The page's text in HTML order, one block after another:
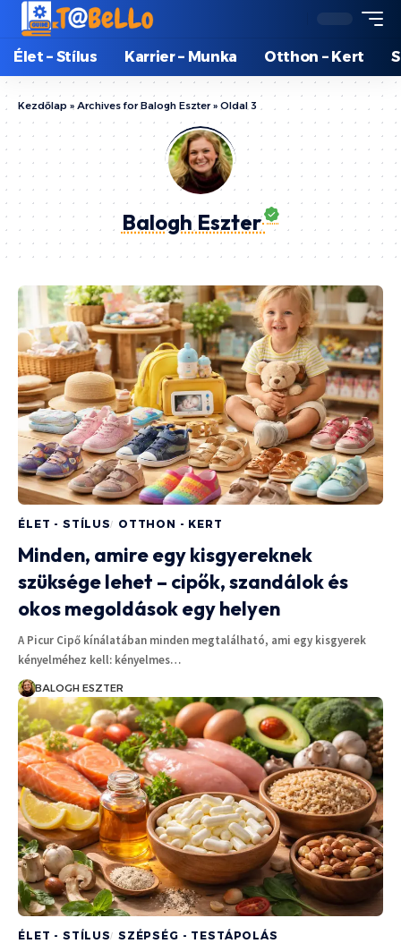
Élet – Stílus Karrier – Munka Otthon – Kert
Kezdőlap » Archives for Balogh Eszter» Oldal 3
Balogh Eszter
ÉLET - STÍLUS OTTHON - KERT
Minden, amire egy kisgyereknek
szüksége lehet – cipők, szandálok és
okos megoldások egy helyen
A Picur Cipő kínálatában minden megtalálható, ami egy kisgyerek
kényelméhez kell: kényelmes…
BALOGH ESZTER
ÉLET - STÍLUS SZÉPSÉG - TESTÁPOLÁS